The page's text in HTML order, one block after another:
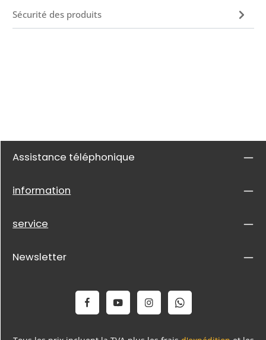
Sécurité des produits
Assistance téléphonique
information
service
Newsletter